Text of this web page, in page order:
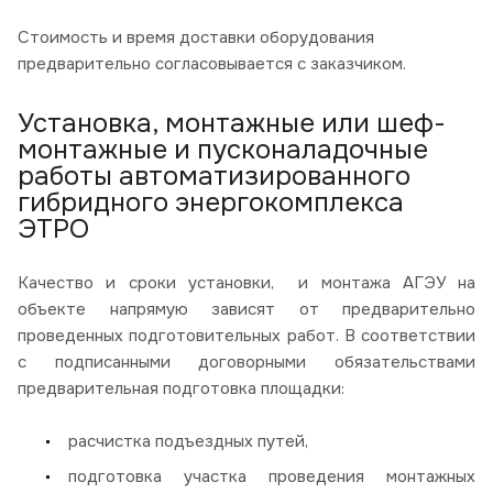
Стоимость и время доставки оборудования
предварительно согласовывается с заказчиком.
Установка, монтажные или шеф-
монтажные и пусконаладочные
работы автоматизированного
гибридного энергокомплекса
ЭТРО
Качество и сроки установки, и монтажа АГЭУ на
объекте напрямую зависят от предварительно
проведенных подготовительных работ. В соответствии
с подписанными договорными обязательствами
предварительная подготовка площадки:
расчистка подъездных путей,
подготовка участка проведения монтажных